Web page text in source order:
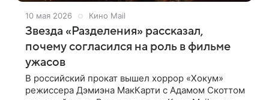
10 мая 2026 Кино Mail
Звезда «Разделения» рассказал,
почему согласился на роль в фильме
ужасов
В российский прокат вышел хоррор «Хокум»
режиссера Дэмиэна МакКарти с Адамом Скоттом